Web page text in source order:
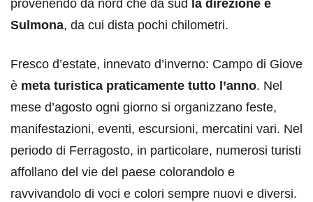
provenendo da nord che da sud la direzione è
Sulmona, da cui dista pochi chilometri.
Fresco d’estate, innevato d’inverno: Campo di Giove
è meta turistica praticamente tutto l’anno. Nel
mese d’agosto ogni giorno si organizzano feste,
manifestazioni, eventi, escursioni, mercatini vari. Nel
periodo di Ferragosto, in particolare, numerosi turisti
affollano del vie del paese colorandolo e
ravvivandolo di voci e colori sempre nuovi e diversi.